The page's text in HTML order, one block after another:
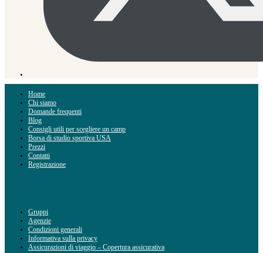
Home
Chi siamo
Domande frequenti
Blog
Consigli utili per scegliere un camp
Borsa di studio sportiva USA
Prezzi
Contatti
Registrazione
Gruppi
Agenzie
Condizioni generali
Informativa sulla privacy
Assicurazioni di viaggio – Copertura assicurativa